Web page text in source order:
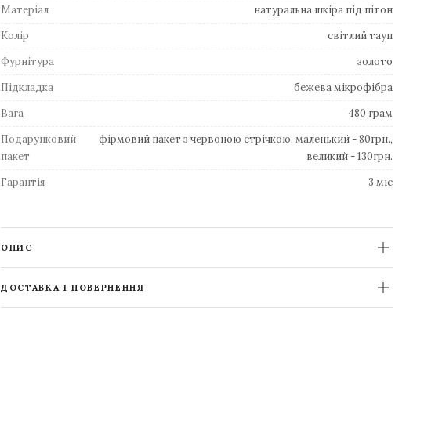
Матеріал
натуральна шкіра під пітон
Колір
світлий тауп
Фурнітура
золото
Підкладка
бежева мікрофібра
Вага
480 грам
Подарунковий
пакет
фірмовий пакет з червоною стрічкою, маленький - 80грн.,
великий - 130грн.
Гарантія
3 міс
ОПИС
ДОСТАВКА І ПОВЕРНЕННЯ